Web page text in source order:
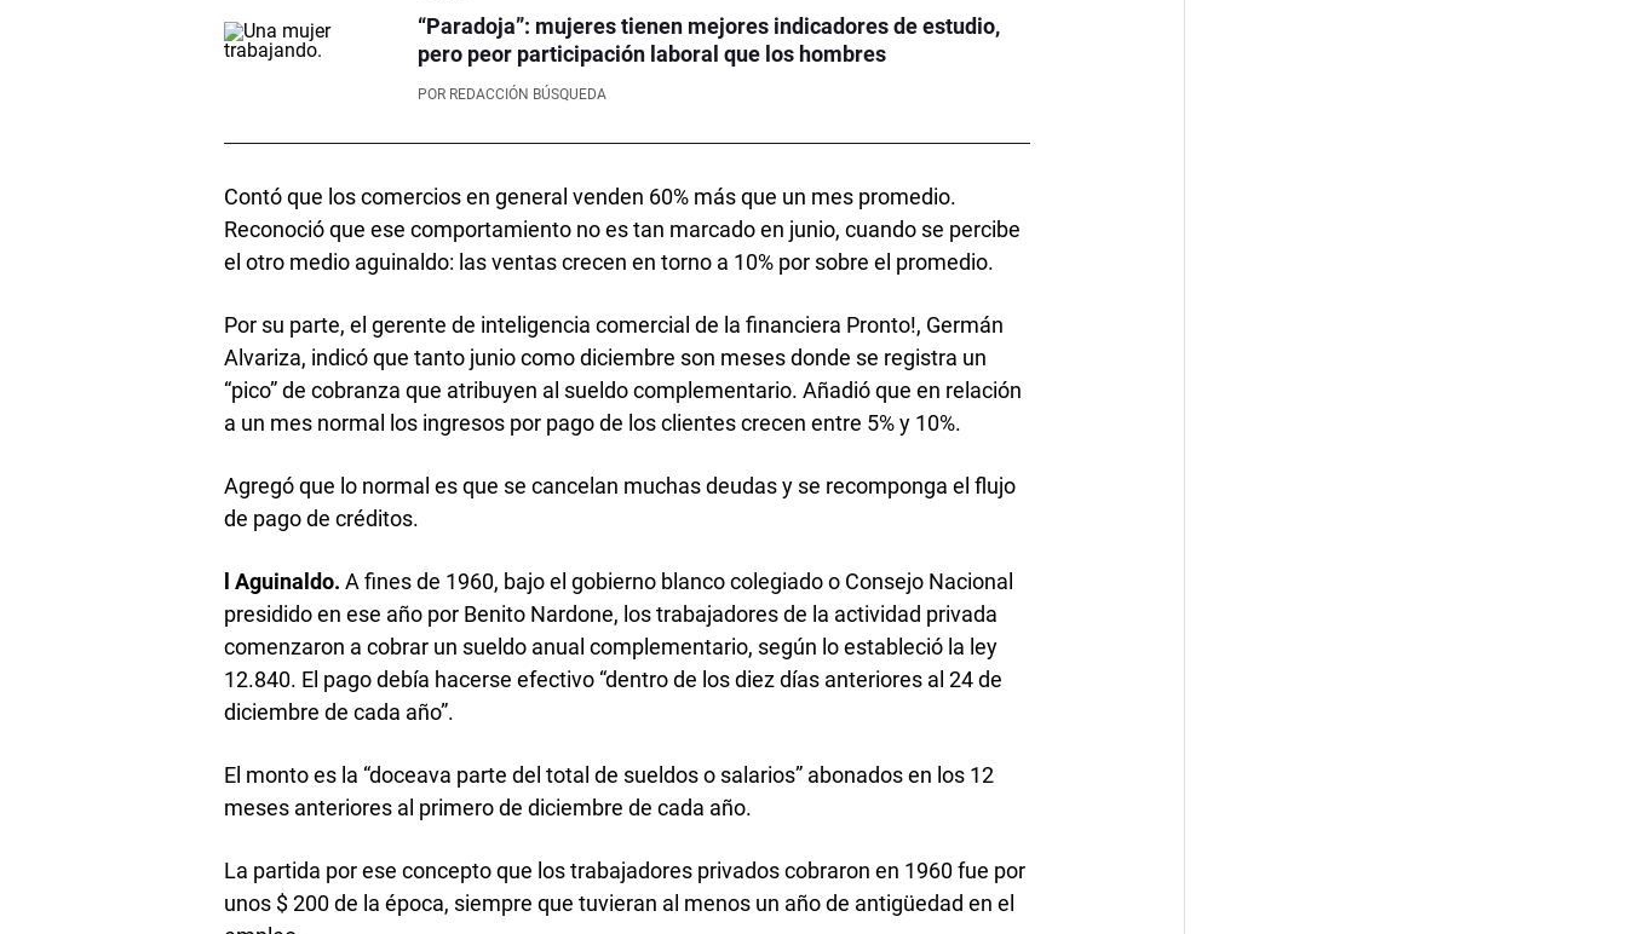
“Paradoja”: mujeres tienen mejores indicadores de estudio,
pero peor participación laboral que los hombres
POR REDACCIÓN BÚSQUEDA
Contó que los comercios en general venden 60% más que un mes promedio.
Reconoció que ese comportamiento no es tan marcado en junio, cuando se percibe
el otro medio aguinaldo: las ventas crecen en torno a 10% por sobre el promedio.
Por su parte, el gerente de inteligencia comercial de la financiera Pronto!, Germán
Alvariza, indicó que tanto junio como diciembre son meses donde se registra un
“pico” de cobranza que atribuyen al sueldo complementario. Añadió que en relación
a un mes normal los ingresos por pago de los clientes crecen entre 5% y 10%.
Agregó que lo normal es que se cancelan muchas deudas y se recomponga el flujo
de pago de créditos.
l Aguinaldo. A fines de 1960, bajo el gobierno blanco colegiado o Consejo Nacional
presidido en ese año por Benito Nardone, los trabajadores de la actividad privada
comenzaron a cobrar un sueldo anual complementario, según lo estableció la ley
12.840. El pago debía hacerse efectivo “dentro de los diez días anteriores al 24 de
diciembre de cada año”.
El monto es la “doceava parte del total de sueldos o salarios” abonados en los 12
meses anteriores al primero de diciembre de cada año.
La partida por ese concepto que los trabajadores privados cobraron en 1960 fue por
unos $ 200 de la época, siempre que tuvieran al menos un año de antigüedad en el